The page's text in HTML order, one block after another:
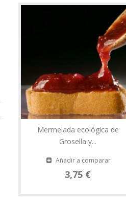
Mermelada ecológica de
Grosella y...
Añadir a comparar
3,75 €